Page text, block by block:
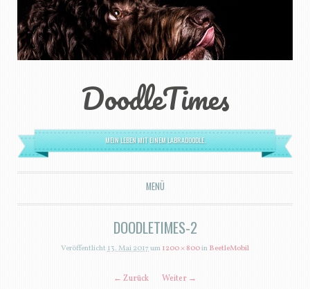
DoodleTimes
MEIN LEBEN MIT EINEM LABRADOODLE.
MENÜ
ZUM INHALT SPRINGEN
DOODLETIMES-2
Veröffentlicht13. Mai 2017um1200 × 800inBeetleMobil
← Zurück Weiter →